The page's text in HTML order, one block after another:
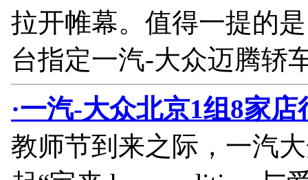
拉开帷幕。值得一提的
台指定一汽-大众迈腾
·一汽-大众北京1组8家
教师节到来之际，一汽